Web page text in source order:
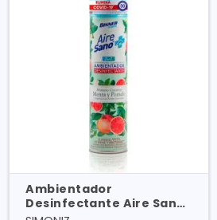
Ambientador
Desinfectante Aire Sano